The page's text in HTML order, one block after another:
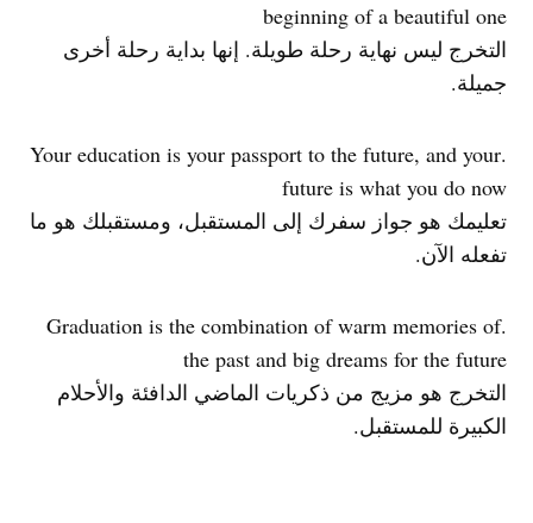
beginning of a beautiful one
التخرج ليس نهاية رحلة طويلة. إنها بداية رحلة أخرى
جميلة.
.Your education is your passport to the future, and your
future is what you do now
تعليمك هو جواز سفرك إلى المستقبل، ومستقبلك هو ما
تفعله الآن.
.Graduation is the combination of warm memories of
the past and big dreams for the future
التخرج هو مزيج من ذكريات الماضي الدافئة والأحلام
الكبيرة للمستقبل.